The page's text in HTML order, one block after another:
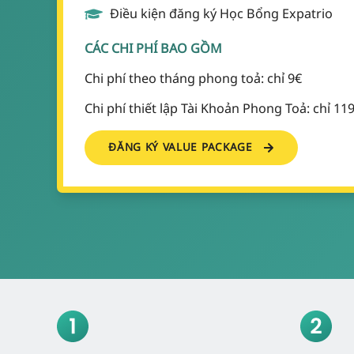
Điều kiện đăng ký Học Bổng Expatrio
CÁC CHI PHÍ BAO GỒM
Chi phí theo tháng phong toả: chỉ 9€
Chi phí thiết lập Tài Khoản Phong Toả: chỉ
ĐĂNG KÝ VALUE PACKAGE